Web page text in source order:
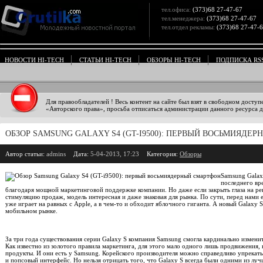
тел.офиса: (373)68 27-47-67
тел.менеджера: (373)68 27-47-67
тел.отдел рекламы: (373)68 27-47-
НОВОСТИ HI-TECH СТАТЬИ HI-TECH ОБЗОРЫ HI-TECH ПОДПИСКА
Для правообладателей ! Весь контент на сайте был взят в свободном
«Авторского права», просьба отписаться администрации данного ресурса
ОБЗОР SAMSUNG GALAXY S4 (GT-I9500): ПЕРВЫЙ
Автор статьи: admins Дата: 5-04-2013, 17:23 Категория: Обзоры
Samsung
последнего
благодаря мощной маркетинговой поддержке компании. Но даже если закрыть глаза на
стимуляцию продаж, модель интересная и даже знаковая для рынка. По сути, перед нами
уже играет на равных с Apple, а в чем-то и обходит яблочного гиганта. А новый Galaxy
мобильном рынке.
За три года существования серии Galaxy S компания Samsung смогла кардинально
Как известно из золотого правила маркетинга, для этого мало одного лишь
продукты. И они есть у Samsung. Корейского производителя можно справедливо
и попсовый интерфейс. Но нельзя отрицать того, что Galaxy S всегда были одними из